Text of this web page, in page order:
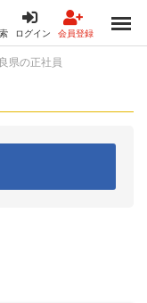
ログイン 会員登録
県の正社員